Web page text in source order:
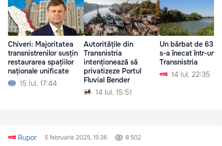
Chiveri: Majoritatea
transnistrenilor susțin
restaurarea spațiilor
naționale unificate
15 Iul. 17:44
Autoritățile din
Transnistria
intenționează să
privatizeze Portul
Fluvial Bender
14 Iul. 15:51
Un bărbat de 63
s-a înecat într-un
Transnistria
14 Iul. 22:35
Rupor 5 februarie 2025, 15:36 8 502